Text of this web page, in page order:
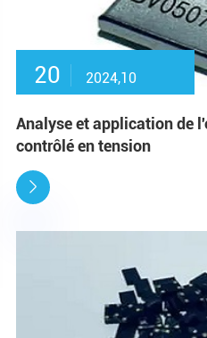
20 2024,10
Analyse et application de
contrôlé en tension
